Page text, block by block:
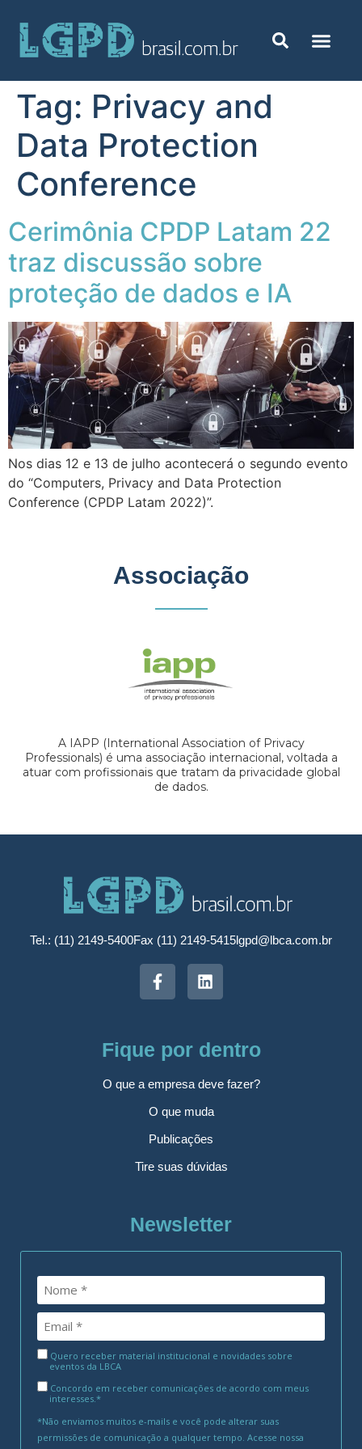
Tag: Privacy and
Data Protection
Conference
Cerimônia CPDP Latam 22
traz discussão sobre
proteção de dados e IA
Nos dias 12 e 13 de julho acontecerá o segundo evento
do “Computers, Privacy and Data Protection
Conference (CPDP Latam 2022)”.
Associação
A IAPP (International Association of Privacy
Professionals) é uma associação internacional, voltada a
atuar com profissionais que tratam da privacidade global
de dados.
Tel.: (11) 2149-5400Fax (11) 2149-5415lgpd@lbca.com.br
Fique por dentro
O que a empresa deve fazer?
O que muda
Publicações
Tire suas dúvidas
Newsletter
Quero receber material institucional e novidades sobre
eventos da LBCA
Concordo em receber comunicações de acordo com meus
interesses.*
*Não enviamos muitos e-mails e você pode alterar suas
permissões de comunicação a qualquer tempo. Acesse nossa